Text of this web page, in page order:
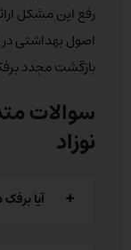
رفع این مشکل
اصول بهداشتی در
بازگشت مجدد
سوالات
نوزاد
آیا